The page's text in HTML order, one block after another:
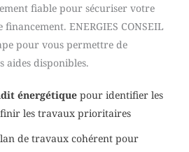
fiable pour sécuriser votre
ENERGIES CONSEIL
pour vous permettre de
aides disponibles.
énergétique pour identifier les
les travaux prioritaires
de travaux cohérent pour